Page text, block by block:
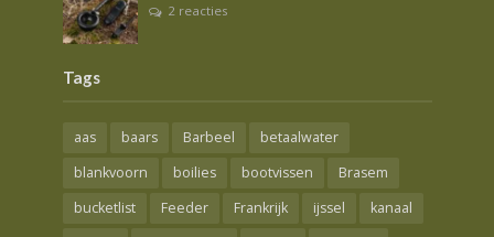
2 reacties
Tags
aas baars Barbeel
betaalwater
blankvoorn
boilies bootvissen
Brasem
bucketlist
Feeder Frankrijk ijssel
kanaal